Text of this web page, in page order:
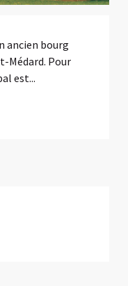
ancien bourg
Médard. Pour
est...